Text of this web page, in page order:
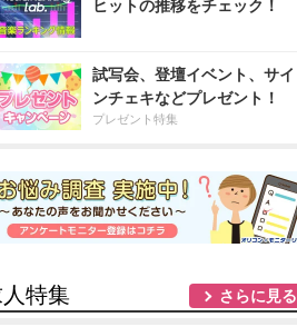
ヒットの推移をチェック！
試写会、登壇イベント、サイ
ンチェキなどプレゼント！
プレゼント特集
特集 さらに見る